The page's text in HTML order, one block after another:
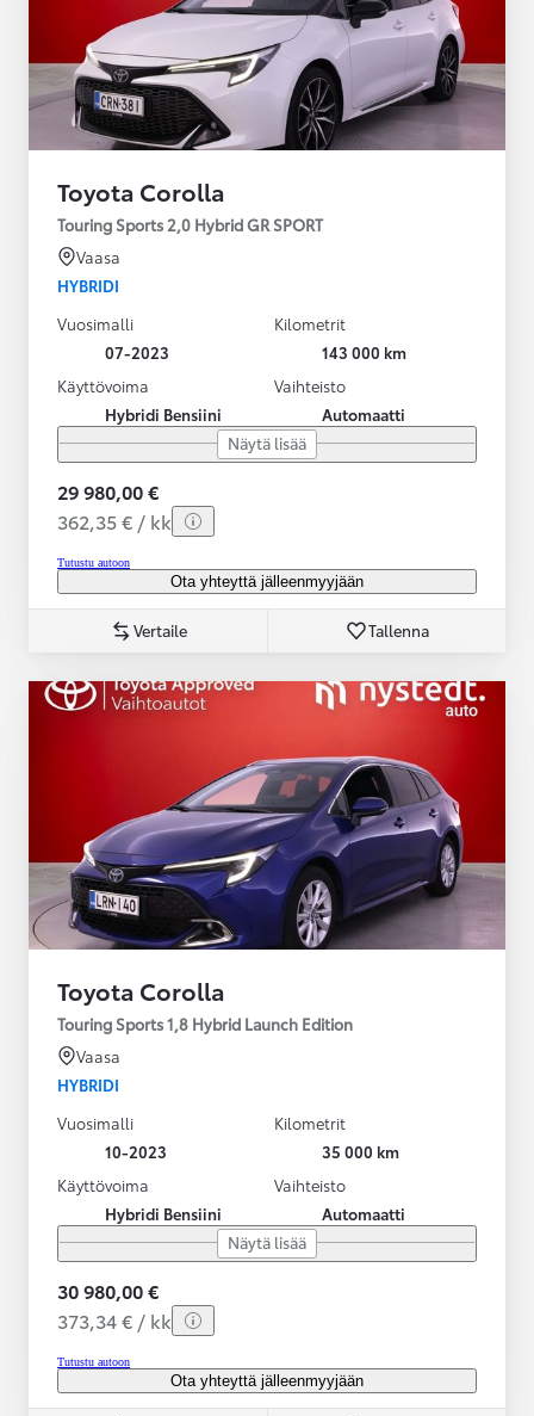
Toyota Corolla
Touring Sports 2,0 Hybrid GR SPORT
Vaasa
HYBRIDI
Vuosimalli
07-2023
Kilometrit
143 000 km
Käyttövoima
Hybridi Bensiini
Vaihteisto
Automaatti
Näytä lisää
29 980,00 €
362,35 € / kk
Tutustu autoon
Ota yhteyttä jälleenmyyjään
Vertaile Tallenna
Toyota Corolla
Touring Sports 1,8 Hybrid Launch Edition
Vaasa
HYBRIDI
Vuosimalli
10-2023
Kilometrit
35 000 km
Käyttövoima
Hybridi Bensiini
Vaihteisto
Automaatti
Näytä lisää
30 980,00 €
373,34 € / kk
Tutustu autoon
Ota yhteyttä jälleenmyyjään